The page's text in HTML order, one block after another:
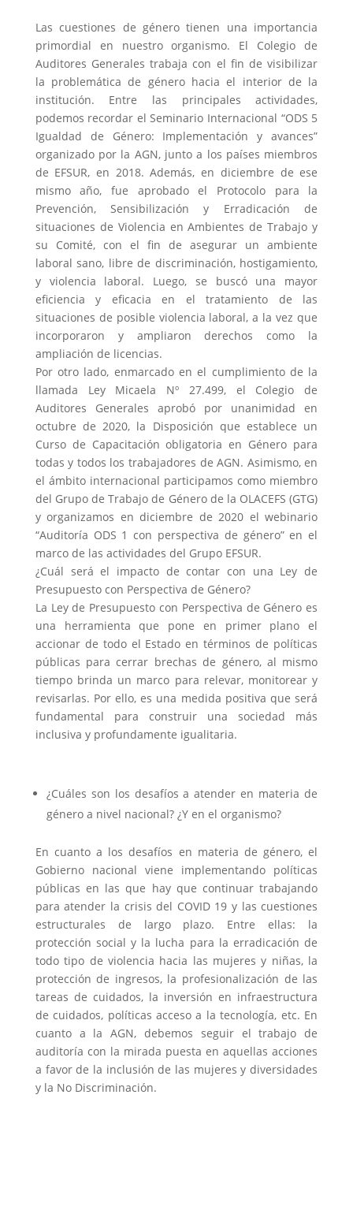
Las cuestiones de género tienen una importancia
primordial en nuestro organismo. El Colegio de
Auditores Generales trabaja con el fin de visibilizar
la problemática de género hacia el interior de la
institución. Entre las principales actividades,
podemos recordar el Seminario Internacional “ODS 5
Igualdad de Género: Implementación y avances”
organizado por la AGN, junto a los países miembros
de EFSUR, en 2018. Además, en diciembre de ese
mismo año, fue aprobado el Protocolo para la
Prevención, Sensibilización y Erradicación de
situaciones de Violencia en Ambientes de Trabajo y
su Comité, con el fin de asegurar un ambiente
laboral sano, libre de discriminación, hostigamiento,
y violencia laboral. Luego, se buscó una mayor
eficiencia y eficacia en el tratamiento de las
situaciones de posible violencia laboral, a la vez que
incorporaron y ampliaron derechos como la
ampliación de licencias.
Por otro lado, enmarcado en el cumplimiento de la
llamada Ley Micaela Nº 27.499, el Colegio de
Auditores Generales aprobó por unanimidad en
octubre de 2020, la Disposición que establece un
Curso de Capacitación obligatoria en Género para
todas y todos los trabajadores de AGN. Asimismo, en
el ámbito internacional participamos como miembro
del Grupo de Trabajo de Género de la OLACEFS (GTG)
y organizamos en diciembre de 2020 el webinario
“Auditoría ODS 1 con perspectiva de género” en el
marco de las actividades del Grupo EFSUR.
¿Cuál será el impacto de contar con una Ley de
Presupuesto con Perspectiva de Género?
La Ley de Presupuesto con Perspectiva de Género es
una herramienta que pone en primer plano el
accionar de todo el Estado en términos de políticas
públicas para cerrar brechas de género, al mismo
tiempo brinda un marco para relevar, monitorear y
revisarlas. Por ello, es una medida positiva que será
fundamental para construir una sociedad más
inclusiva y profundamente igualitaria.
¿Cuáles son los desafíos a atender en materia de
género a nivel nacional? ¿Y en el organismo?
En cuanto a los desafíos en materia de género, el
Gobierno nacional viene implementando políticas
públicas en las que hay que continuar trabajando
para atender la crisis del COVID 19 y las cuestiones
estructurales de largo plazo. Entre ellas: la
protección social y la lucha para la erradicación de
todo tipo de violencia hacia las mujeres y niñas, la
protección de ingresos, la profesionalización de las
tareas de cuidados, la inversión en infraestructura
de cuidados, políticas acceso a la tecnología, etc. En
cuanto a la AGN, debemos seguir el trabajo de
auditoría con la mirada puesta en aquellas acciones
a favor de la inclusión de las mujeres y diversidades
y la No Discriminación.